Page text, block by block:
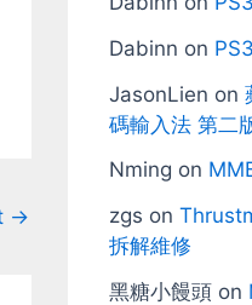
→
Dabinn on
JasonLien on
碼輸入法 第二
Nming on
zgs on
拆解維修
黑糖小饅頭 on